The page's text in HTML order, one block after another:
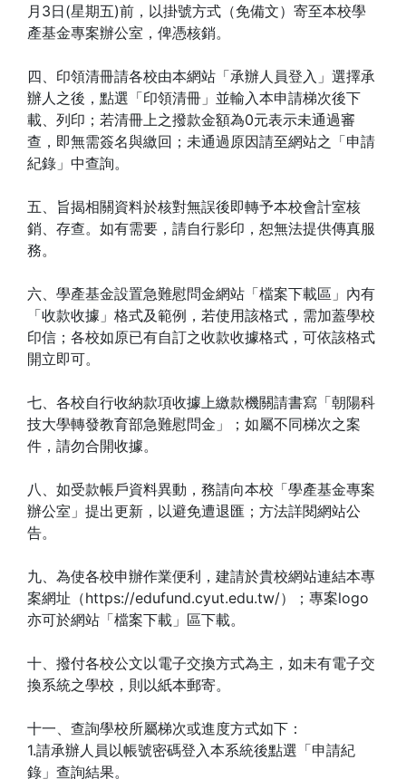
月3日(星期五)前，以掛號方式（免備文）寄至本校學
產基金專案辦公室，俾憑核銷。
四、印領清冊請各校由本網站「承辦人員登入」選擇承
辦人之後，點選「印領清冊」並輸入本申請梯次後下
載、列印；若清冊上之撥款金額為0元表示未通過審
查，即無需簽名與繳回；未通過原因請至網站之「申請
紀錄」中查詢。
五、旨揭相關資料於核對無誤後即轉予本校會計室核
銷、存查。如有需要，請自行影印，恕無法提供傳真服
務。
六、學產基金設置急難慰問金網站「檔案下載區」內有
「收款收據」格式及範例，若使用該格式，需加蓋學校
印信；各校如原已有自訂之收款收據格式，可依該格式
開立即可。
七、各校自行收納款項收據上繳款機關請書寫「朝陽科
技大學轉發教育部急難慰問金」；如屬不同梯次之案
件，請勿合開收據。
八、如受款帳戶資料異動，務請向本校「學產基金專案
辦公室」提出更新，以避免遭退匯；方法詳閱網站公
告。
九、為使各校申辦作業便利，建請於貴校網站連結本專
案網址（https://edufund.cyut.edu.tw/）；專案logo
亦可於網站「檔案下載」區下載。
十、撥付各校公文以電子交換方式為主，如未有電子交
換系統之學校，則以紙本郵寄。
十一、查詢學校所屬梯次或進度方式如下：
1.請承辦人員以帳號密碼登入本系統後點選「申請紀
錄」查詢結果。